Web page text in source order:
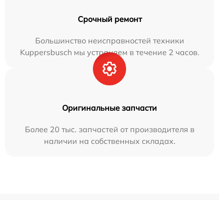
Срочный ремонт
Большинство неисправностей техники
Kuppersbusch мы устраняем в течение 2 часов.
Оригинальные запчасти
Более 20 тыс. запчастей от производителя в
наличии на собственных складах.